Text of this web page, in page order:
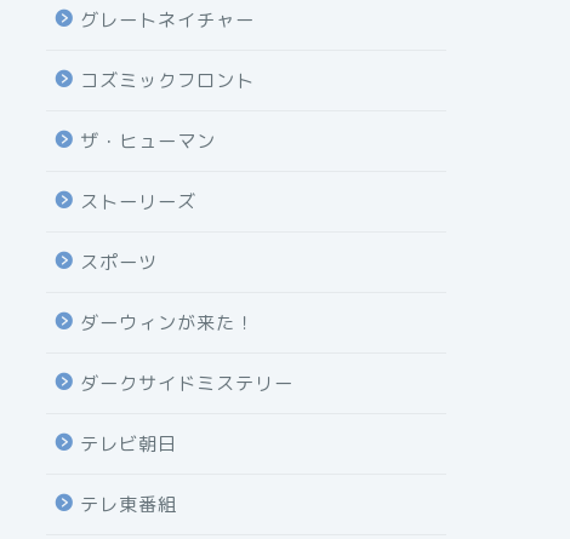
グレートネイチャー
コズミックフロント
ザ・ヒューマン
ストーリーズ
スポーツ
ダーウィンが来た！
ダークサイドミステリー
テレビ朝日
テレ東番組